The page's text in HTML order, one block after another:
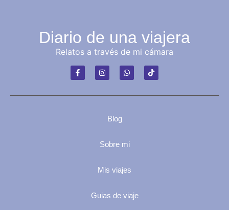
Diario de una viajera
Relatos a través de mi cámara
Blog
Sobre mi
Mis viajes
Guias de viaje